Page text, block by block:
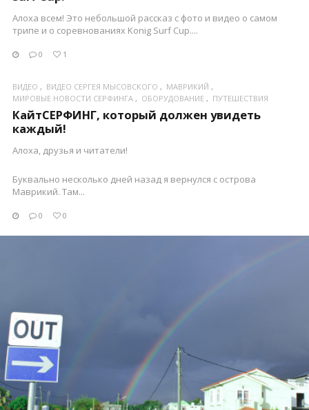
Алоха всем! Это небольшой рассказ c фото и видео о самом
трипе и о соревнованиях Konig Surf Cup....
0 1
ВИДЕО ВИДЕО СЕРГЕЯ МЫСОВСКОГО
МАВРИКИЙ
МИРОВЫЕ НОВОСТИ СЕРФИНГА
ОБОРУДОВАНИЕ ПУТЕШЕСТВИЯ
КайтСЕРФИНГ, который должен увидеть
каждый!
Алоха, друзья и читатели!
Буквально несколько дней назад я вернулся с острова
Маврикий. Там...
0 0
ПОСМОТРЕТЬ